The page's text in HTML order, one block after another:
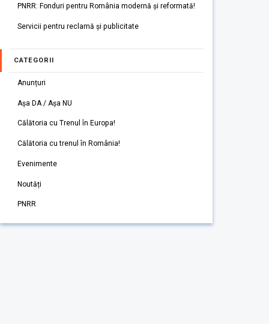
PNRR: Fonduri pentru România modernă și reformată!
Servicii pentru reclamă și publicitate
CATEGORII
Anunțuri
Așa DA / Așa NU
Călătoria cu Trenul în Europa!
Călătoria cu trenul în România!
Evenimente
Noutăți
PNRR